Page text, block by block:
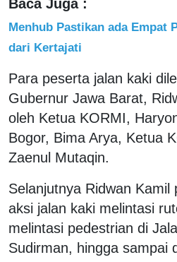
Baca Juga :
Menhub Pastikan ada Empat
dari Kertajati
Para peserta jalan kaki
Gubernur Jawa Barat,
oleh Ketua KORMI,
Bogor, Bima Arya, Ketua
Zaenul Mutaqin.
Selanjutnya Ridwan
aksi jalan kaki melintasi
melintasi pedestrian di
Sudirman, hingga sampai